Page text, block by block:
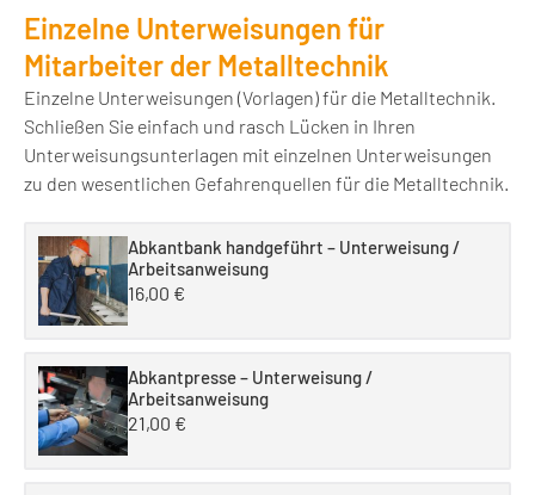
Einzelne Unterweisungen für
Mitarbeiter der Metalltechnik
Einzelne Unterweisungen (Vorlagen) für die Metalltechnik.
Schließen Sie einfach und rasch Lücken in Ihren
Unterweisungsunterlagen mit einzelnen Unterweisungen
zu den wesentlichen Gefahrenquellen für die Metalltechnik.
Abkantbank handgeführt – Unterweisung /
Arbeitsanweisung
16,00 €
Abkantpresse – Unterweisung /
Arbeitsanweisung
21,00 €